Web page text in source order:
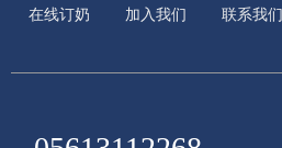
在线订奶 加入我们 联系我们